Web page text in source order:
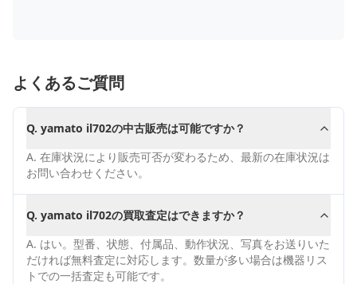
よくあるご質問
Q. yamato il702の中古販売は可能ですか？
A. 在庫状況により販売可否が変わるため、最新の在庫状況は
お問い合わせください。
Q. yamato il702の買取査定はできますか？
A. はい。型番、状態、付属品、動作状況、写真をお送りいた
だければ無料査定に対応します。数量が多い場合は機器リス
トでの一括査定も可能です。